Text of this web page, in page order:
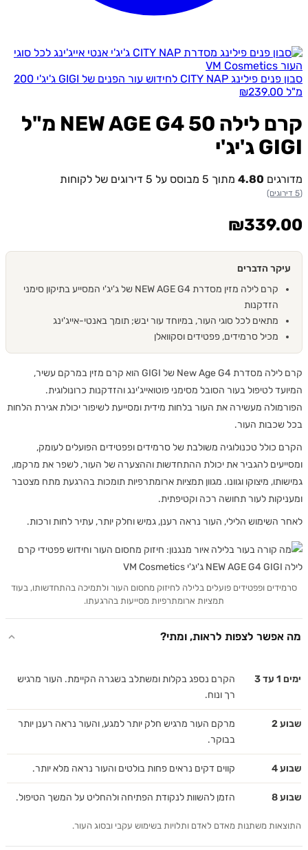
סבון פנים פילינג CITY NAP לחידוש עור הפנים של GIGI ג'יג'י 200
מ"ל
₪239.00
קרם לילה NEW AGE G4 50 מ"ל
GIGI ג'יג'י
מדורגים 4.80 מתוך 5 מבוסס על 5 דירוגים של לקוחות
(5 דירוגים)
₪339.00
עיקר הדברים
קרם לילה מזין מסדרת NEW AGE G4 של ג'יג'י המסייע בתיקון סימני
הזדקנות
מתאים לכל סוגי העור, במיוחד עור יבש; תומך באנטי-אייג'ינג
מכיל סרמידים, פפטידים וסקוואלן
קרם לילה מסדרת New Age G4 של GIGI הוא קרם מזין במרקם עשיר,
המיועד לטיפול בעור הסובל מסימני פוטואייג'ינג והזדקנות כרונולוגית.
הפורמולה מעשירה את העור בלחות מידית ומסייעת לשיפור יכולת אגירת הלחות
בכל שכבות העור.
הקרם כולל טכנולוגיה משולבת של סרמידים ופפטידים הפועלים לעומק,
ומסייעים להגביר את יכולת ההתחדשות וההצערה של העור, לשפר את מרקמו,
גמישותו, מיצוקו וגוונו. מגוון תמציות ארומתרפיות תומכות בהרגעת מתח מצטבר
ומעניקות לעור תחושה רכה וקטיפתית.
לאחר השימוש הלילי, העור נראה רענן, גמיש וחלק יותר, עתיר לחות ורכות.
סרמידים ופפטידים פועלים בלילה לחיזוק מחסום העור ולתמיכה בהתחדשותו, בעוד
תמציות ארומתרפיות מסייעות בהרגעתו.
מה אפשר לצפות לראות, ומתי?
ימים 1 עד 3
הקרם נספג בקלות ומשתלב בשגרה הקיימת. העור מרגיש
רך ונוח.
שבוע 2
מרקם העור מרגיש חלק יותר למגע, והעור נראה רענן יותר
בבוקר.
שבוע 4 קווים דקים נראים פחות בולטים והעור נראה מלא יותר.
שבוע 8 הזמן להשוות לנקודת הפתיחה ולהחליט על המשך הטיפול.
התוצאות משתנות מאדם לאדם ותלויות בשימוש עקבי ובסוג העור.